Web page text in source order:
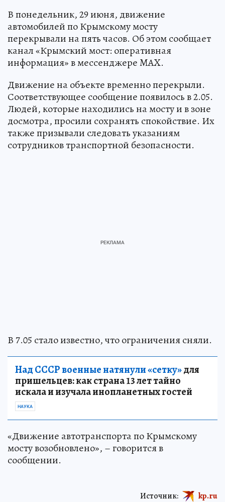
В понедельник, 29 июня, движение
автомобилей по Крымскому мосту
перекрывали на пять часов. Об этом сообщает
канал «Крымский мост: оперативная
информация» в мессенджере MAX.
Движение на объекте временно перекрыли.
Соответствующее сообщение появилось в 2.05.
Людей, которые находились на мосту и в зоне
досмотра, просили сохранять спокойствие. Их
также призывали следовать указаниям
сотрудников транспортной безопасности.
В 7.05 стало известно, что ограничения сняли.
Над СССР военные натянули «сетку»для
пришельцев: как страна 13 лет тайно
искала и изучала инопланетных гостей
НАУКА
«Движение автотранспорта по Крымскому
мосту возобновлено», – говорится в
сообщении.
Источник: kp.ru